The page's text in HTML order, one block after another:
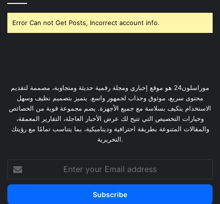
Error Can not Get Posts, Incorrect account info.
موراسلون24 هو موقع إخباري ومجلة رقمية حديثة ومتجاوبة، مصممة لتقديم
محتوى سريع، موثوق وجذاب لجمهور واسع. يتميز بتصميم نظيف وسهل
الاستخدام يتكيف بسلاسة مع جميع الأجهزة. يضم مجموعة قوية من الخصائص
وخيارات التخصيص التي تتيح لك عرض الأخبار العاجلة، التقارير المعمقة،
والمقالات المتنوعة بطريقة احترافية وديناميكية، بما يتناسب تمامًا مع رؤيتك
التحريرية.
your
Email